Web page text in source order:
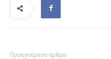
Προηγούμενο άρθρο